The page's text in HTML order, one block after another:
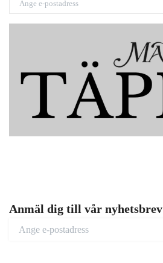
Anmäl dig till vår nyhetsbrev